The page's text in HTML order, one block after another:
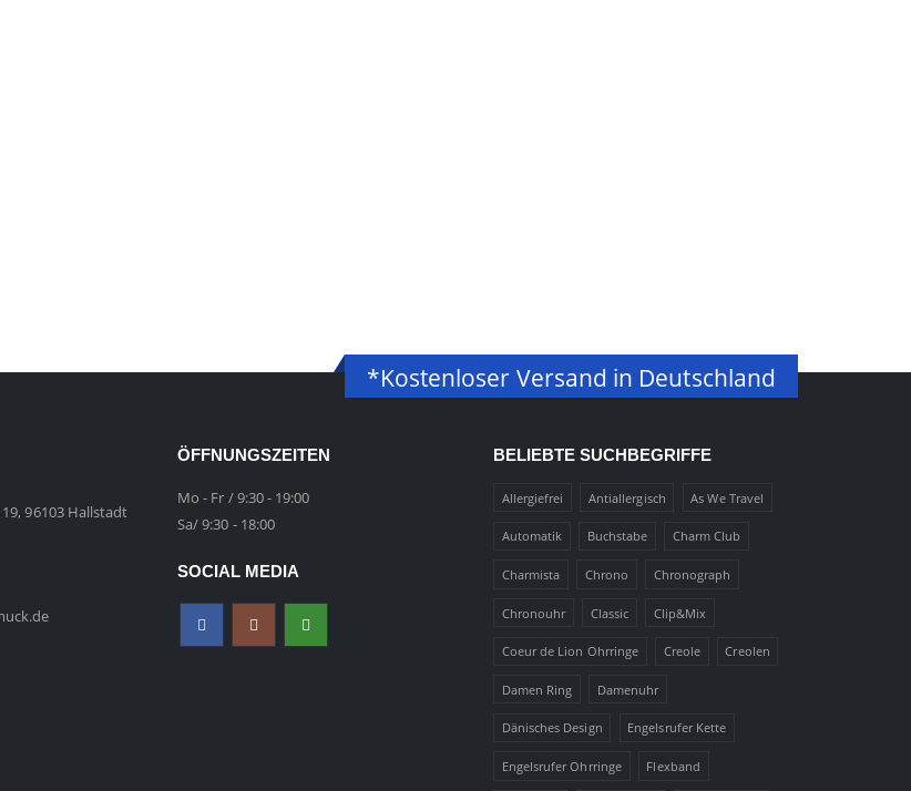
*Kostenloser Versand in Deutschland
96103 Hallstadt
ÖFFNUNGSZEITEN
Mo - Fr / 9:30 - 19:00
Sa/ 9:30 - 18:00
SOCIAL MEDIA
BELIEBTE SUCHBEGRIFFE
Allergiefrei Antiallergisch As We Travel
Automatik Buchstabe Charm Club
Charmista Chrono Chronograph
Chronouhr Classic Clip&Mix
Coeur de Lion Ohrringe Creole Creolen
Damen Ring Damenuhr
Dänisches Design Engelsrufer Kette
Engelsrufer Ohrringe Flexband